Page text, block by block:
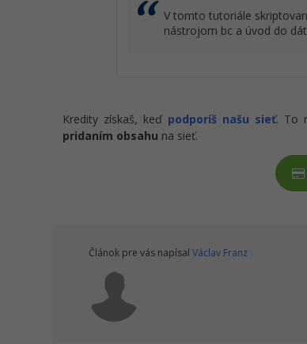
V tomto tutoriále
nástrojom bc a úvod do
Kredity získaš, keď podporíš našu sieť. To
pridaním obsahu na sieť.
Článok pre vás napísal Václav Franz